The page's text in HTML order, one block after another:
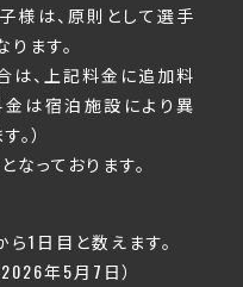
様は、原則として選手
ます。
は、上記料金に追加料
金は宿泊施設により異
）
っております。
1日目と数えます。
年5月7日）